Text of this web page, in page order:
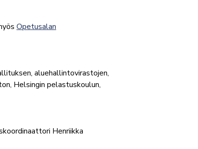
Opetusalan
aluehallintovirastojen,
Helsingin pelastuskoulun,
Henriikka